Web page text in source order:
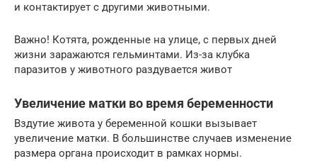
и контактирует с другими животными.
Важно! Котята, рожденные на улице, с первых дней
жизни заражаются гельминтами. Из-за клубка
паразитов у животного раздувается живот
Увеличение матки во время беременности
Вздутие живота у беременной кошки вызывает
увеличение матки. В большинстве случаев изменение
размера органа происходит в рамках нормы.